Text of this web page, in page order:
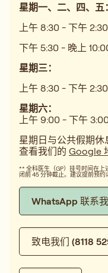
星期一、二、四、五：
上午 8:30 - 下午 2:30
下午 5:30 - 晚上
星期三：
上午 8:30 - 下午 2:30
星期六：
上午 9:00 - 下午
星期日与公共假期
查看我们的 Google
** 全科医生（GP）挂号时间在上
闭前 45 分钟截止。建议提前预约
WhatsApp 联系
致电我们 (8118